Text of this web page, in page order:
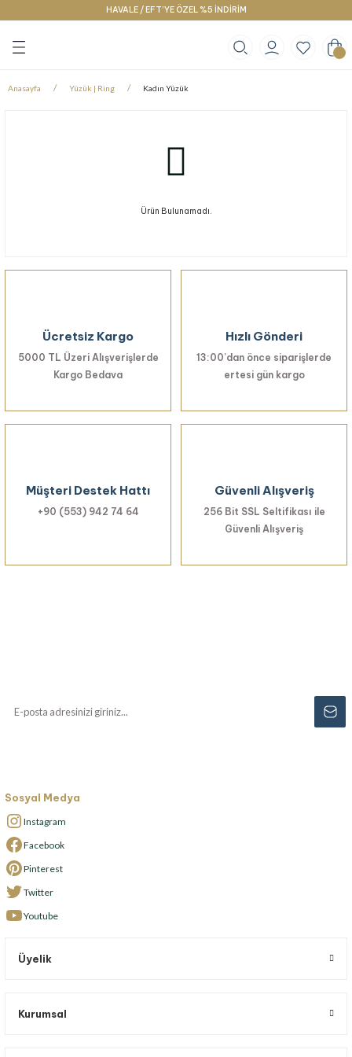
HAVALE / EFT’YE ÖZEL %5 İNDİRİM
Geri Dön
Geri Dön
Geri Dön
Anasayfa Yüzük | Ring Kadın Yüzük
Ürün Bulunamadı.
Ücretsiz Kargo
5000 TL Üzeri Alışverişlerde
Kargo Bedava
Hızlı Gönderi
13:00’dan önce siparişlerde
ertesi gün kargo
Müşteri Destek Hattı
+90 (553) 942 74 64
Güvenli Alışveriş
256 Bit SSL Seltifikası ile
Güvenli Alışveriş
Sosyal Medya
Instagram
Facebook
Pinterest
Twitter
Youtube
Üyelik
Kurumsal